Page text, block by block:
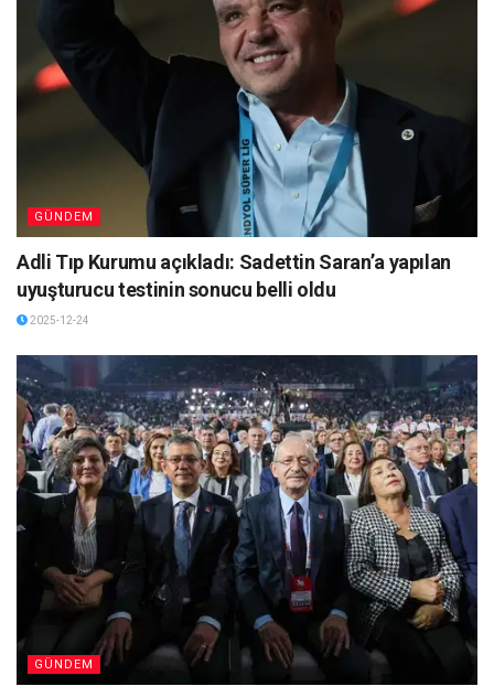
GÜNDEM
Adli Tıp Kurumu açıkladı: Sadettin Saran’a yapılan
uyuşturucu testinin sonucu belli oldu
2025-12-24
GÜNDEM